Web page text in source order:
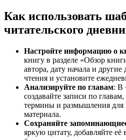
Как использовать
читательского
Настройте информацию о
книгу в разделе «Обзор
автора, дату начала и
чтения и установите
Анализируйте по главам: В
создавайте записи по
термины и размышления для
материала.
Сохраняйте
яркую цитату, добавляйте её